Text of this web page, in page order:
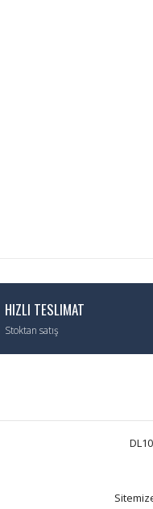
HIZLI TESLIMAT
Stoktan satış